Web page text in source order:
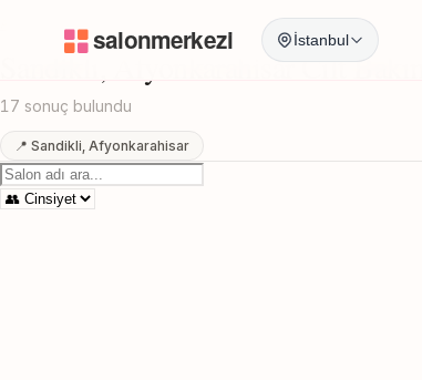
İstanbul
/
Sandikli, Afyonkarahisar Cilt Bakımı
17 sonuç bulundu
📍 Sandikli, Afyonkarahisar